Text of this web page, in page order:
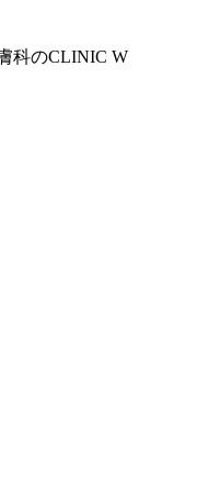
科のCLINIC W